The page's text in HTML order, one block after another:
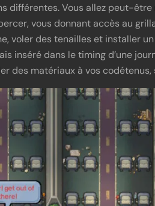
différentes. Vous allez peut-
vous donnant accès au
voler des tenailles et installer
inséré dans le timing d’une
des matériaux à vos